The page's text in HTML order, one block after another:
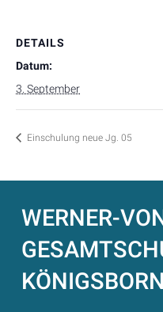
DETAILS
Datum:
3. September
Einschulung neue Jg. 05
WERNER-
KÖNIGSBORN